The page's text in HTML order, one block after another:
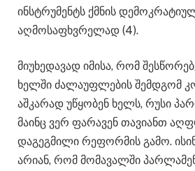
ინსტრუმენტს ქმნის
აღმოსაფხვრელად (4).
მიუხედავად იმისა, რომ
ხელში ძალაუფლების შემდგომ
აშკარად უწყობენ ხელს, რუსი
მაინც ვერ ფარავენ თავიანთ
დაგეგმილი რეფორმის გამო.
არიან, რომ მომავალში